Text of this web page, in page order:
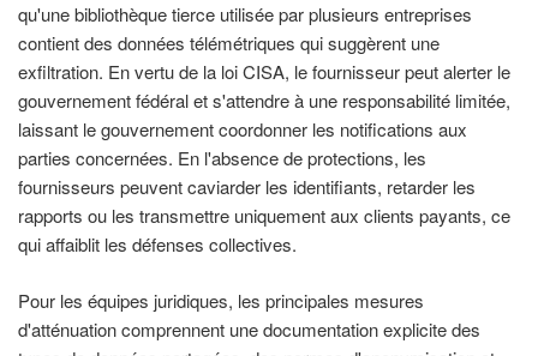
qu'une bibliothèque tierce utilisée par plusieurs entreprises
contient des données télémétriques qui suggèrent une
exfiltration. En vertu de la loi CISA, le fournisseur peut alerter le
gouvernement fédéral et s'attendre à une responsabilité limitée,
laissant le gouvernement coordonner les notifications aux
parties concernées. En l'absence de protections, les
fournisseurs peuvent caviarder les identifiants, retarder les
rapports ou les transmettre uniquement aux clients payants, ce
qui affaiblit les défenses collectives.
Pour les équipes juridiques, les principales mesures
d'atténuation comprennent une documentation explicite des